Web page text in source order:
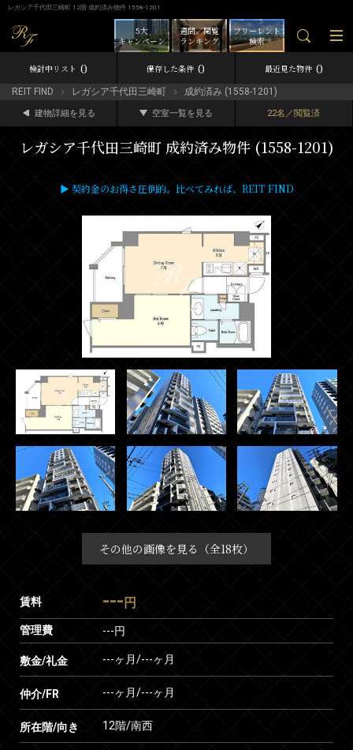
レガシア千代田三崎町 12階 成約済み物件 1558-1201
フリーレント
検索
週間／閲覧
ランキング
5大
キャンペーン
検討中リスト 0 保存した条件 0 最近見た物件 0
REIT FIND レガシア千代田三崎町 成約済み (1558-1201)
建物詳細を見る 空室一覧を見る 22名／閲覧済
レガシア千代田三崎町 成約済み物件 (1558-1201)
▶ 契約金のお得さ圧倒的。比べてみれば、REIT FIND
その他の画像を見る（全18枚）
賃料 --- 円
管理費 ---円
敷金/礼金 ---ヶ月/---ヶ月
仲介/FR ---ヶ月/---ヶ月
所在階/向き 12階/南西